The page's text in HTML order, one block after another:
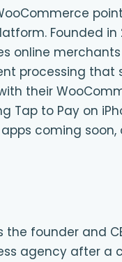
Founded in
online
processing that
their
Tap to Pay on
coming
the founder and
agency after